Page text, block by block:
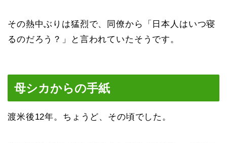
その熱中ぶりは猛烈で、同僚から「日本人はいつ寝
るのだろう？」と言われていたそうです。
母シカからの手紙
渡米後12年。ちょうど、その頃でした。